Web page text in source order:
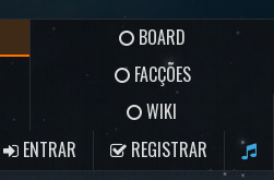
BOARD
FACÇÕES
WIKI
ENTRAR
REGISTRAR